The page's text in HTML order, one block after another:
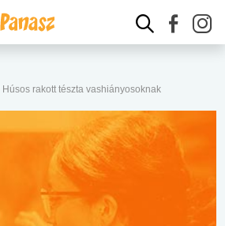
Húsos rakott tészta vashiányosoknak